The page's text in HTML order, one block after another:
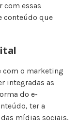
com essas
conteúdo que
com o marketing
integradas as
do e-
ter a
mídias sociais.